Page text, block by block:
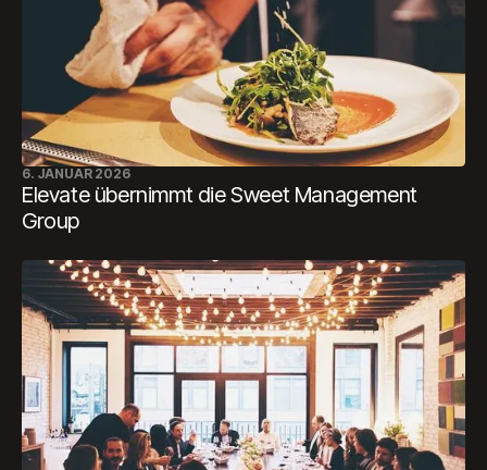
6. JANUAR 2026
Elevate übernimmt die Sweet Management
Group